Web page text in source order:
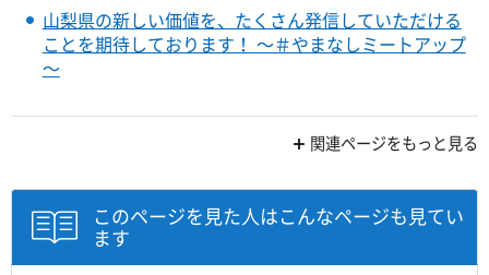
山梨県の新しい価値を、たくさん発信していただける
ことを期待しております！ ～＃やまなしミートアップ
～
関連ページをもっと見る
このページを見た人はこんなページも見てい
ます